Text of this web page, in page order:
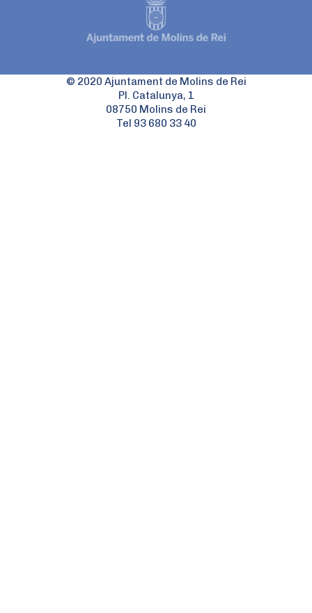
© 2020 Ajuntament de Molins de Rei
Pl. Catalunya, 1
08750 Molins de Rei
Tel 93 680 33 40